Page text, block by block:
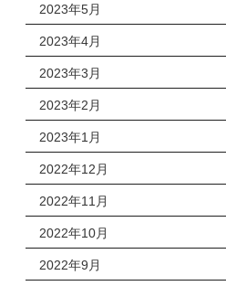
2023年5月
2023年4月
2023年3月
2023年2月
2023年1月
2022年12月
2022年11月
2022年10月
2022年9月